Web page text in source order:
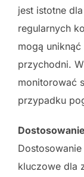
jest istotne
regularnych
mogą
przychodni.
monitorować
przypadku
kluczowe dla